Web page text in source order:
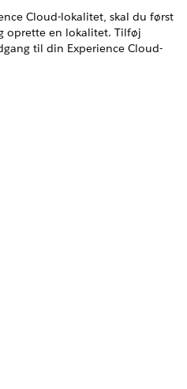
Cloud-lokalitet, skal du først
oprette en lokalitet. Tilføj
til din Experience Cloud-
PÅKRÆVET
følgende brugerlicenser:
Community Plus eller